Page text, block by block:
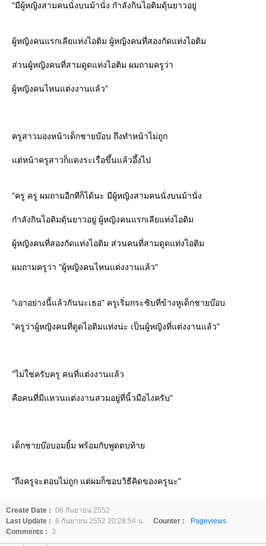
"มีผู้หญิงสามคนนั่งบนม้านั่ง กำลังกินไอติมดุ้นยาวอยู่
ผู้หญิงคนแรกเลียแท่งไอติม ผู้หญิงคนที่สองกัดแท่งไอติม
ส่วนผู้หญิงคนที่สามดูดแท่งไอติม ผมถามครูว่า
ผู้หญิงคนไหนแต่งงานแล้ว"
ครูสาวมองหน้าเด็กชายบ๊อบ ถึงทำหน้าไม่ถูก
ต่หน้าครูสาวก็แดงระเรื่อขึ้นแล้วอึ้งไป
"ครู ครู ผมถามอีกทีก็ได้นะ มีผู้หญิงสามคนนั่งบนม้านั่ง
กำลังกินไอติมดุ้นยาวอยู่ ผู้หญิงคนแรกเลียแท่งไอติม
ผู้หญิงคนที่สองกัดแท่งไอติม ส่วนคนที่สามดูดแท่งไอติม
ผมถามครูว่า "ผู้หญิงคนไหนแต่งงานแล้ว"
"เอาอย่างนี้แล้วกันนะเธอ" ครูเริ่มกระซิบที่ข้างหูเด็กชายบ๊อบ
"ครูว่าผู้หญิงคนที่ดูดไอติมแท่งน่ะ เป็นผู้หญิงที่แต่งงานแล้ว"
"ไม่ใช่ครับครู คนที่แต่งงานแล้ว
คือคนที่มีแหวนแต่งงานสวมอยู่ที่นิ้วมือไงครับ"
เด็กชายบ๊อบอมยิ้ม พร้อมกับพูดตบท้า
"ถึงครูจะตอบไม่ถูก แต่ผมก็ชอบวิธีคิดของครูนะ"
Create Date : 06 กันยายน 2552
Last Update : 6 กันยายน 2552 20:28:54 น. Counter :
Pageviews.
Comments : 3